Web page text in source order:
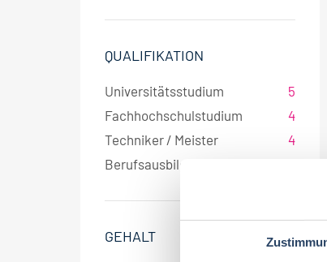
QUALIFIKATION
Universitätsstudium
5
Fachhochschulstudium
4
Techniker / Meister
4
Berufsausbildung
GEHALT